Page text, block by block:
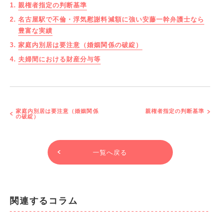
親権者指定の判断基準
名古屋駅で不倫・浮気慰謝料減額に強い安藤一幹弁護士なら
豊富な実績
家庭内別居は要注意（婚姻関係の破綻）
夫婦間における財産分与等
家庭内別居は要注意（婚姻関係
の破綻）
親権者指定の判断基準
一覧へ戻る
関連するコラム